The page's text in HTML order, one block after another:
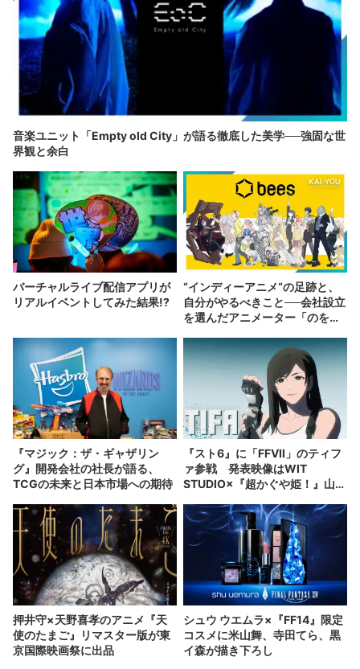
音楽ユニット「Empty old City」が語る徹底した美学──強固な世
界観と余白
バーチャルライブ配信アプリが
リアルイベントしてみた結果!?
“インディーアニメ“の足跡と、
自分がやるべきこと──会社設立
を選んだアニメーター「のを
『マジック：ザ・ギャザリン
グ』開発会社の社長が語る、
TCGの未来と日本市場への期待
『スト6』に「FFVII」のティフ
ァ参戦 発表映像はWIT
STUDIO×『超かぐや姫！』山下
押井守×天野喜孝のアニメ『天
使のたまご』リマスター版が東
京国際映画祭に出品
シュウ ウエムラ×『FF14』限定
コスメに米山舞、寺田てら、黒
イ森が描き下ろし